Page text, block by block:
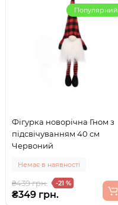
Популярний
Фігурка новорічна Гном з
підсвічуванням 40 см
Червоний
Немає в наявності
₴439 грн. -21 %
₴349 грн.